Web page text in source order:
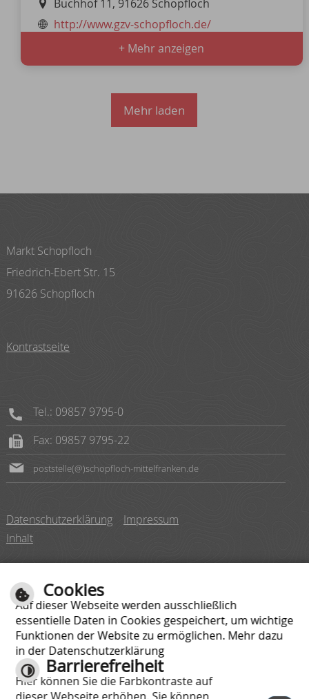
Buchhof 11, 91626 Schopfloch
http://www.gzv-schopfloch.de/
+ Mehr anzeigen
Mehr laden
Markt Schopfloch
Friedrich-Ebert Str. 15
91626 Schopfloch
Kontrastseite
Tel.: 09857 9795-0
Fax: 09857 9795-22
poststelle(@)schopfloch-mittelfranken.de
Datenschutzerklärung
Impressum
Inhalt
Montag
08:00 bis 12:00 Uhr
Dienstag
08:00 bis 12:00 Uhr
14:00 bis 16:00 Uhr
Mittwoch
08:00 bis 12:00 Uhr
Cookies
Auf dieser Webseite werden ausschließlich
essentielle Daten in Cookies gespeichert, um wichtige
Funktionen der Website zu ermöglichen. Mehr dazu
in der Datenschutzerklärung
Barrierefreiheit
Hier können Sie die Farbkontraste auf